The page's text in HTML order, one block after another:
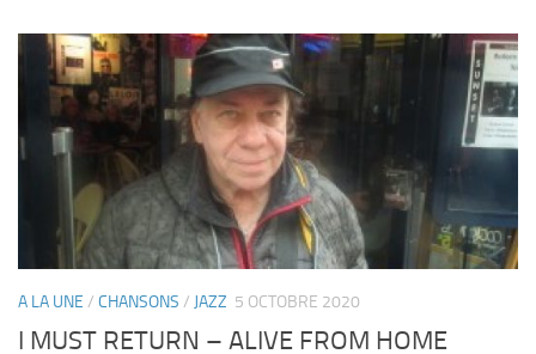
A LA UNE / CHANSONS / JAZZ 5 OCTOBRE 2020
I MUST RETURN – ALIVE FROM HOME